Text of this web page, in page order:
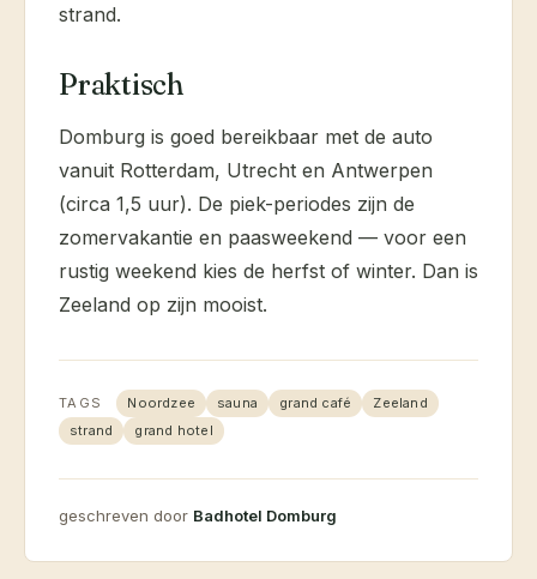
strand.
Praktisch
Domburg is goed bereikbaar met de auto
vanuit Rotterdam, Utrecht en Antwerpen
(circa 1,5 uur). De piek-periodes zijn de
zomervakantie en paasweekend — voor een
rustig weekend kies de herfst of winter. Dan is
Zeeland op zijn mooist.
TAGS Noordzee sauna grand café
Zeeland
strand
grand hotel
geschreven door Badhotel Domburg